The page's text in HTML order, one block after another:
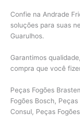
Confie na Andrade
soluções para suas
Guarulhos.
Garantimos
compra que você
Peças Fogões
Fogões Bosch,
Consul, Peças